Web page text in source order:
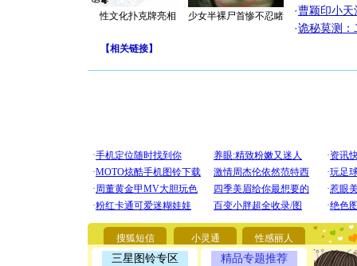
性文化扑克牌亮相 少女半裸尸首惨不忍睹
·曹颖印小天
·诡秘莫测：
【相关链接】
搜狐短信 小灵通 性感丽人
三星图铃专区 精品专题推荐
[圣诞节]
要平安
[圣诞节]
能正大光
都要快乐
[圣诞节]
如意,快